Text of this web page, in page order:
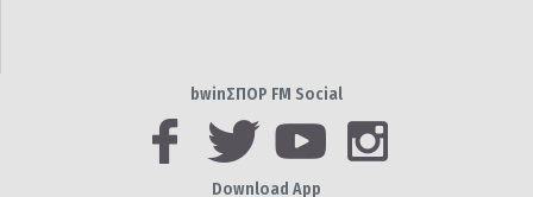
bwinΣΠΟΡ FM Social
Download App